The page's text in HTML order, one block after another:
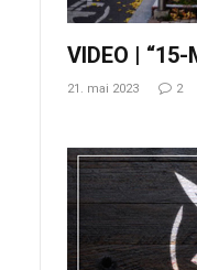
VIDEO | “15-
21. mai 2023 2